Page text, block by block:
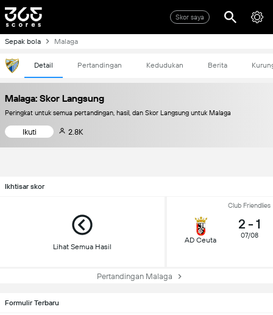
Skor saya
Sepak bola Malaga
Detail Pertandingan Kedudukan Berita
Malaga: Skor Langsung
Peringkat untuk semua pertandingan, hasil, dan Skor Langsung untuk Malaga
Ikuti 2.8K
Ikhtisar skor
Lihat Semua Hasil
Club Friendlies
AD Ceuta
2 - 1
07/08
Pertandingan Malaga
Formulir Terbaru